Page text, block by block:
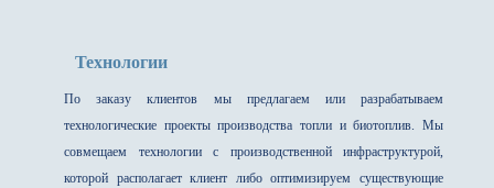
Технологии
По заказу клиентов мы предлагаем или разрабатываем
технологические проекты производства топли и биотоплив. Мы
совмещаем технологии с производственной инфраструктурой,
которой располагает клиент либо оптимизируем существующие